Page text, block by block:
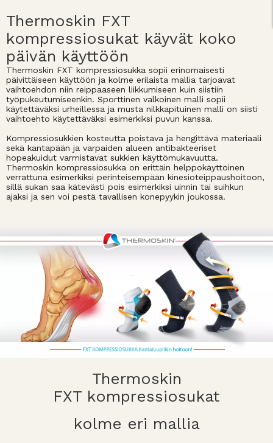
Thermoskin FXT
kompressiosukat käyvät koko
päivän käyttöön
Thermoskin FXT kompressiosukka sopii erinomaisesti
päivittäiseen käyttöön ja kolme erilaista mallia tarjoavat
vaihtoehdon niin reippaaseen liikkumiseen kuin siistiin
työpukeutumiseenkin. Sporttinen valkoinen malli sopii
käytettäväksi urheillessa ja musta nilkkapituinen malli on siisti
vaihtoehto käytettäväksi esimerkiksi puvun kanssa.
Kompressiosukkien kosteutta poistava ja hengittävä materiaali
sekä kantapään ja varpaiden alueen antibakteeriset
hopeakuidut varmistavat sukkien käyttömukavuutta.
Thermoskin kompressiosukka on erittäin helppokäyttöinen
verrattuna esimerkiksi perinteisempään kinesioteippaushoitoon,
sillä sukan saa kätevästi pois esimerkiksi uinnin tai suihkun
ajaksi ja sen voi pestä tavallisen konepyykin joukossa.
Thermoskin
FXT kompressiosukat
kolme eri mallia